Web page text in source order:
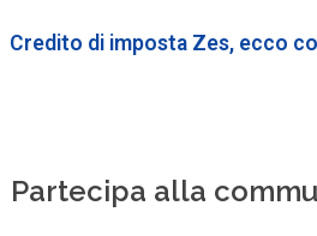
Credito di imposta Zes, ecco
Partecipa alla